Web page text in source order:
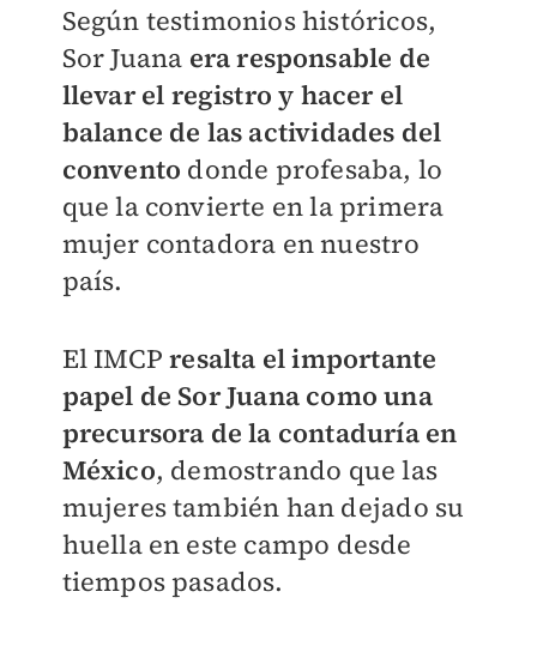
Según testimonios históricos,
Sor Juana era responsable de
llevar el registro y hacer el
balance de las actividades del
convento donde profesaba, lo
que la convierte en la primera
mujer contadora en nuestro
país.
El IMCPresalta el importante
papel de Sor Juana como una
precursora de la contaduría en
México, demostrando que las
mujeres también han dejado su
huella en este campo desde
tiempos pasados.